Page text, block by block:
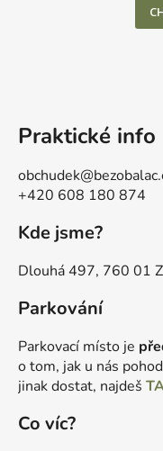
Praktické info
+420 608 180 874
Kde jsme?
Dlouhá 497, 760 01
Parkování
Parkovací místo je
o tom, jak u nás
jinak dostat, najdeš
Co víc?